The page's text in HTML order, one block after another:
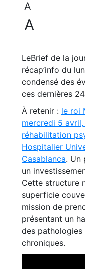
A
A
LeBrief de la
récap’info du
condensé des
ces dernières
À retenir : le roi
mercredi 5 avril,
réhabilitation
Hospitalier
Casablanca. Un
un
Cette structure
superficie
mission de
présentant un
des pathologies
chroniques.